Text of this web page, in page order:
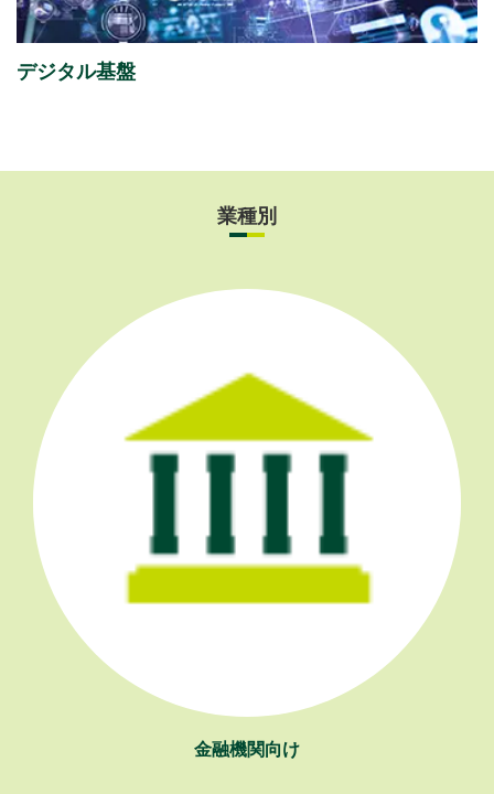
Day 2026」
出展のご案内
デジタル基盤
業種別
金融機関向け